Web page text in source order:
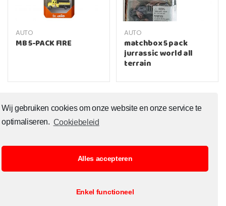
Wij gebruiken cookies om onze website en onze service te
optimaliseren. Cookiebeleid
Alles accepteren
Enkel functioneel
AUTO
MB 5-PACK FIRE
AUTO
matchbox 5 pack
jurrassic world all
terrain